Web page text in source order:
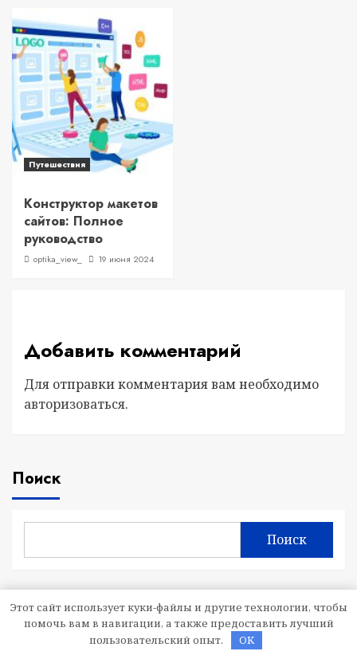
Путешествия
Конструктор макетов
сайтов: Полное
руководство
optika_view_ 19 июня 2024
Добавить комментарий
Для отправки комментария вам необходимо
авторизоваться.
Поиск
Поиск
Последние Публикации
Состояние и развитие алкогольной отрасли
Этот сайт использует куки-файлы и другие технологии, чтобы
помочь вам в навигации, а также предоставить лучший
пользовательский опыт.
OK